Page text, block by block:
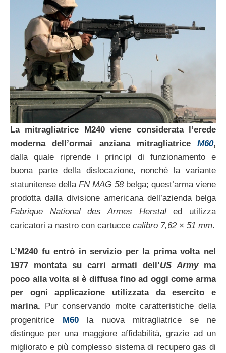
La mitragliatrice M240 viene considerata l’erede
moderna dell’ormai anziana mitragliatrice M60,
dalla quale riprende i principi di funzionamento e
buona parte della dislocazione, nonché la variante
statunitense dellaFN MAG 58belga; quest’arma viene
prodotta dalla divisione americana dell’azienda belga
Fabrique National des Armes Herstaled utilizza
caricatori a nastro con cartucce calibro 7,62 × 51 mm.
L’M240 fu entrò in servizio per la prima volta nel
1977 montata su carri armati dell’US Armyma
poco alla volta si è diffusa fino ad oggi come arma
per ogni applicazione utilizzata da esercito e
marina. Pur conservando molte caratteristiche della
progenitrice
M60 la nuova mitragliatrice se ne
distingue per una maggiore affidabilità, grazie ad un
migliorato e più complesso sistema di recupero gas di